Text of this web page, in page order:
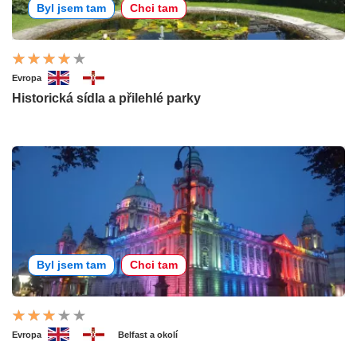
Byl jsem tam Chci tam
Evropa
Historická sídla a přilehlé parky
Byl jsem tam Chci tam
Evropa Belfast a okolí